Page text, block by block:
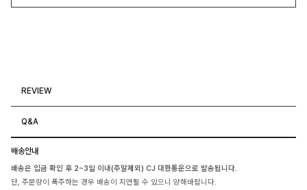
REVIEW
Q&A
배송안내
배송은 입금 확인 후 2~3일 이내(주말제외) CJ 대한통운으로 발송됩니다.
단, 주문량이 폭주하는 경우 배송이 지연될 수 있으니 양해바랍니다.